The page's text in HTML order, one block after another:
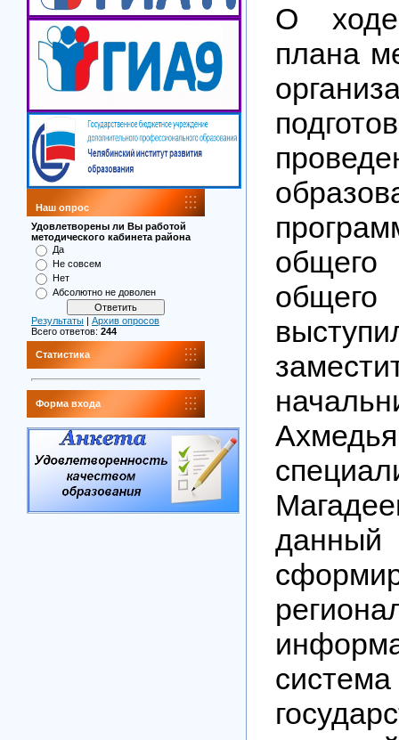
Наш опрос
Удовлетворены ли Вы работой
методического кабинета района
Да
Не совсем
Нет
Абсолютно не доволен
Результаты
Архив опросов
Всего ответов: 244
Статистика
Форма входа
О ходе
плана
общего